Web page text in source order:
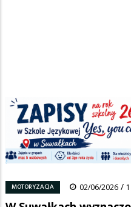
Ścieżka
nawigacyjna
Strona główna/Wiadomości /
W Suwałkach wyznaczono
motocykli
Facebook
MOTORYZACJA 02/06/2026 /